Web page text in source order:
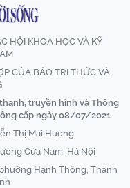
HỘI KHOA HỌC VÀ KỸ
CỦA BÁO TRI THỨC VÀ
truyền hình và Thông
cấp ngày 08/07/2021
Thị Mai Hương
Cửa Nam, Hà Nội
Hạnh Thông, Thành